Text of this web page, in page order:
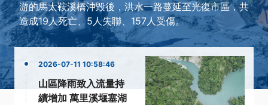
游的馬太鞍溪橋沖毀後，洪水一路蔓延至光復市區，共
造成19人死亡、5人失聯、157人受傷。
2026-07-11 10:58:46
山區降雨致入流量持
續增加 萬里溪堰塞湖